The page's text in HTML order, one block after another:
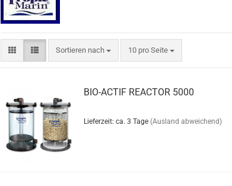
Sortieren nach 10 pro Seite
BIO-ACTIF REACTOR 5000
Lieferzeit: ca. 3 Tage (Ausland abweichend)